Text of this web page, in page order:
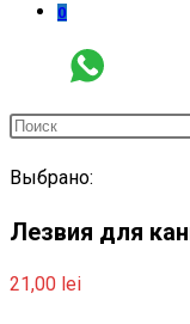
0
Выбрано:
Лезвия для
21,00 lei